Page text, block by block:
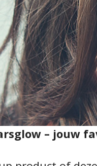
– jouw